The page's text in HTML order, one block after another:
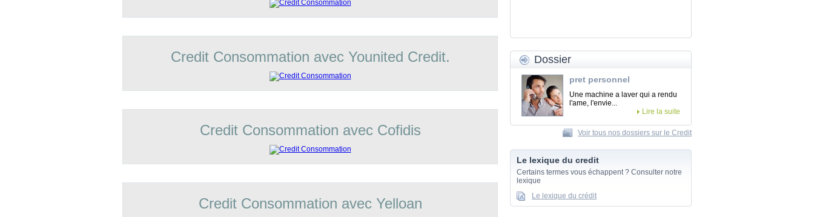
Credit Consommation avec Younited Credit.
Credit Consommation avec Cofidis
Credit Consommation avec Yelloan
Dossier
pret personnel
Une machine a laver qui a rendu
l'ame, l'envie...
Lire la suite
Voir tous nos dossiers sur le Credit
Le lexique du credit
Certains termes vous échappent ? Consulter notre
lexique
Le lexique du crédit